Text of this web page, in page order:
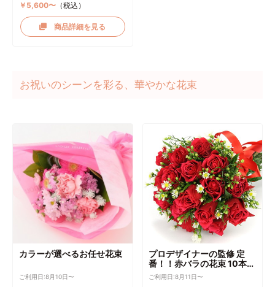
￥5,600〜（税込）
商品詳細を見る
お祝いのシーンを彩る、華やかな花束
カラーが選べるお任せ花束
ご利用日:8月10日〜
プロデザイナーの監修 定
番！！赤バラの花束 10本～
選択可能
ご利用日:8月11日〜